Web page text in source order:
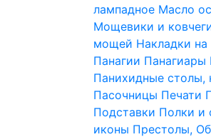
лампадное Масло
Мощевики и
мощей Накладки
Панагии Панагиары
Панихидные столы,
Пасочницы Печати
Подставки Полки и
иконы Престолы,